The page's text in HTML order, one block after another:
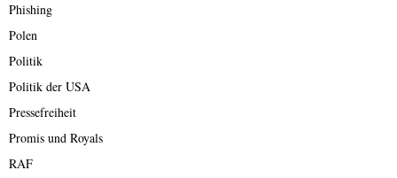
Phishing
Polen
Politik
Politik der USA
Pressefreiheit
Promis und Royals
RAF